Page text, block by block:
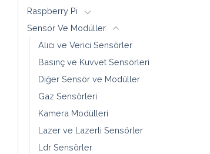
Raspberry Pi
Sensör Ve Modüller
Alıcı ve Verici Sensörler
Basınç ve Kuvvet Sensörleri
Diğer Sensör ve Modüller
Gaz Sensörleri
Kamera Modülleri
Lazer ve Lazerli Sensörler
Ldr Sensörler